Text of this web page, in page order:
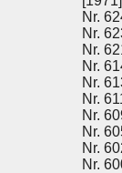
Nr.
Nr.
Nr.
Nr.
Nr.
Nr.
Nr.
Nr.
Nr.
Nr.